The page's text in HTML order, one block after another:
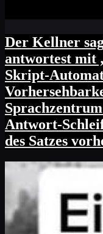
Der Kellner
antwortest mit
Skript-
Antwort-
des Satzes